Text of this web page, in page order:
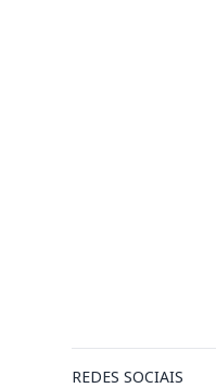
REDES SOCIAIS